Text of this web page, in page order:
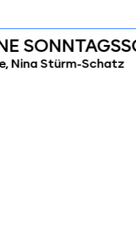
Nina Stürm-Schatz